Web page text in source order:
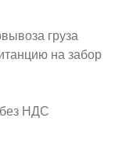
груза
на забор
без НДС